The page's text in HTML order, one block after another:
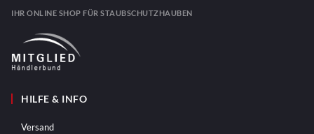
IHR ONLINE SHOP FÜR STAUBSCHUTZHAUBEN
HILFE & INFO
Versand